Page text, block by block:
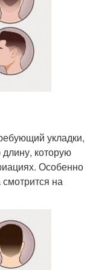
укладки,
которую
Особенно
смотрится на